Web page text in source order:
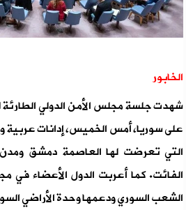
الخابور
شهدت جلسة مجلس الأمن الدولي الطارئة
على سوريا، أمس الخميس، إدانات عربية
التي تعرضت لها العاصمة دمشق ومدن
الفائت. كما أعربت الدول الأعضاء
الشعب السوري ودعمها وحدة الأراضي